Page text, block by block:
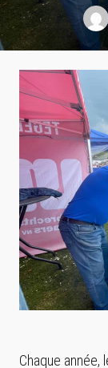
Chaque année,